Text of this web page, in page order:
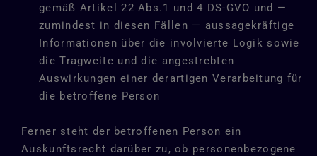
gemäß Artikel 22 Abs.1 und 4 DS-GVO und —
zumindest in diesen Fällen — aussagekräftige
Informationen über die involvierte Logik sowie
die Tragweite und die angestrebten
Auswirkungen einer derartigen Verarbeitung für
die betroffene Person
Ferner steht der betroffenen Person ein
Auskunftsrecht darüber zu, ob personenbezogene